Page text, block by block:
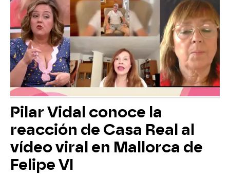
Pilar Vidal conoce la
reacción de Casa Real al
vídeo viral en Mallorca de
Felipe VI